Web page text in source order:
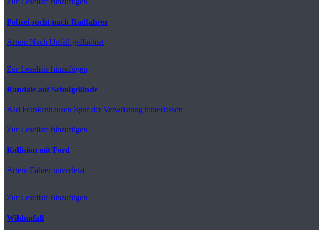
Polizei sucht nach Radfahrer
Artern Nach Unfall geflüchtet
Zur Leseliste hinzufügen
Randale auf Schulgelände
Bad Frankenhausen Spur der Verwüstung hinterlassen
Zur Leseliste hinzufügen
Kollision mit Ford
Artern Fahrer unverletzt
Zur Leseliste hinzufügen
Wildunfall